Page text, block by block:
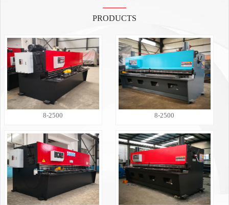
PRODUCTS
8-2500 8-2500